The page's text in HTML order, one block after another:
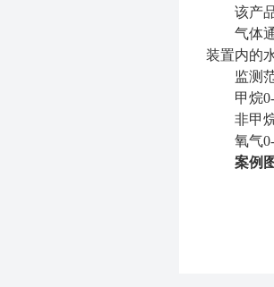
该产
气体
装置内的
监测
甲烷
非甲
氧气
案例